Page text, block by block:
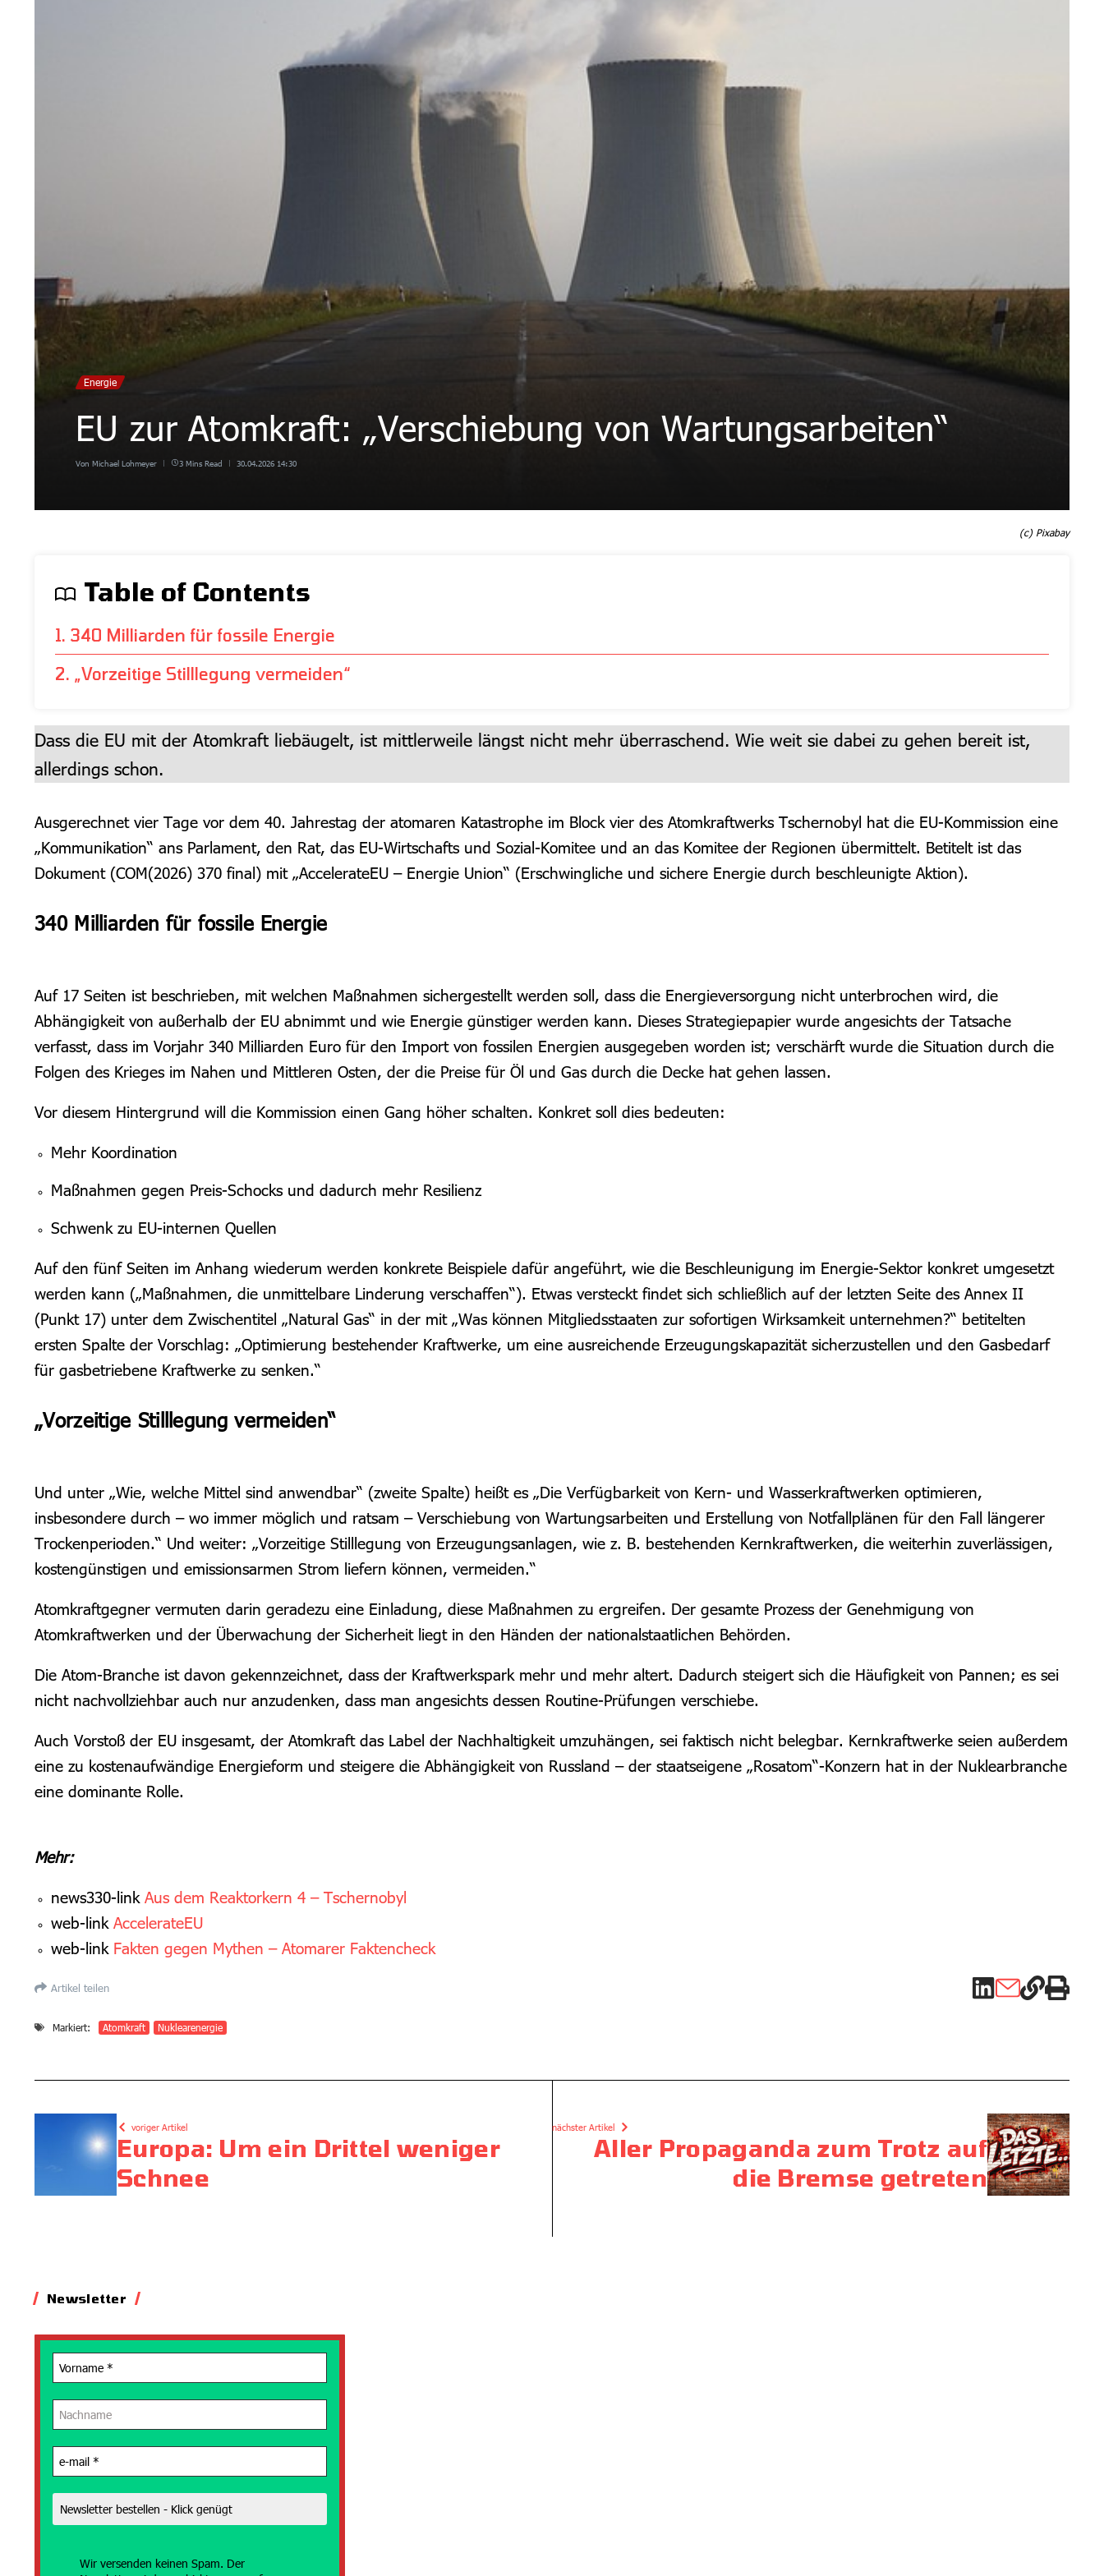
Energie
EU zur Atomkraft: „Verschiebung von Wartungsarbeiten“
Von Michael Lohmeyer 3 Mins Read 30.04.2026 14:30
(c) Pixabay
Table of Contents
1. 340 Milliarden für fossile Energie
2. „Vorzeitige Stilllegung vermeiden“
Dass die EU mit der Atomkraft liebäugelt, ist mittlerweile längst nicht mehr überraschend. Wie weit sie dabei zu gehen bereit ist,
allerdings schon.
Ausgerechnet vier Tage vor dem 40. Jahrestag der atomaren Katastrophe im Block vier des Atomkraftwerks Tschernobyl hat die EU-Kommission eine
„Kommunikation“ ans Parlament, den Rat, das EU-Wirtschafts und Sozial-Komitee und an das Komitee der Regionen übermittelt. Betitelt ist das
Dokument (COM(2026) 370 final) mit „AccelerateEU – Energie Union“ (Erschwingliche und sichere Energie durch beschleunigte Aktion).
340 Milliarden für fossile Energie
Auf 17 Seiten ist beschrieben, mit welchen Maßnahmen sichergestellt werden soll, dass die Energieversorgung nicht unterbrochen wird, die
Abhängigkeit von außerhalb der EU abnimmt und wie Energie günstiger werden kann. Dieses Strategiepapier wurde angesichts der Tatsache
verfasst, dass im Vorjahr 340 Milliarden Euro für den Import von fossilen Energien ausgegeben worden ist; verschärft wurde die Situation durch die
Folgen des Krieges im Nahen und Mittleren Osten, der die Preise für Öl und Gas durch die Decke hat gehen lassen.
Vor diesem Hintergrund will die Kommission einen Gang höher schalten. Konkret soll dies bedeuten:
Mehr Koordination
Maßnahmen gegen Preis-Schocks und dadurch mehr Resilienz
Schwenk zu EU-internen Quellen
Auf den fünf Seiten im Anhang wiederum werden konkrete Beispiele dafür angeführt, wie die Beschleunigung im Energie-Sektor konkret umgesetzt
werden kann („Maßnahmen, die unmittelbare Linderung verschaffen“). Etwas versteckt findet sich schließlich auf der letzten Seite des Annex II
(Punkt 17) unter dem Zwischentitel „Natural Gas“ in der mit „Was können Mitgliedsstaaten zur sofortigen Wirksamkeit unternehmen?“ betitelten
ersten Spalte der Vorschlag: „Optimierung bestehender Kraftwerke, um eine ausreichende Erzeugungskapazität sicherzustellen und den Gasbedarf
für gasbetriebene Kraftwerke zu senken.“
„Vorzeitige Stilllegung vermeiden“
Und unter „Wie, welche Mittel sind anwendbar“ (zweite Spalte) heißt es „Die Verfügbarkeit von Kern- und Wasserkraftwerken optimieren,
insbesondere durch – wo immer möglich und ratsam – Verschiebung von Wartungsarbeiten und Erstellung von Notfallplänen für den Fall längerer
Trockenperioden.“ Und weiter: „Vorzeitige Stilllegung von Erzeugungsanlagen, wie z. B. bestehenden Kernkraftwerken, die weiterhin zuverlässigen,
kostengünstigen und emissionsarmen Strom liefern können, vermeiden.“
Atomkraftgegner vermuten darin geradezu eine Einladung, diese Maßnahmen zu ergreifen. Der gesamte Prozess der Genehmigung von
Atomkraftwerken und der Überwachung der Sicherheit liegt in den Händen der nationalstaatlichen Behörden.
Die Atom-Branche ist davon gekennzeichnet, dass der Kraftwerkspark mehr und mehr altert. Dadurch steigert sich die Häufigkeit von Pannen; es sei
nicht nachvollziehbar auch nur anzudenken, dass man angesichts dessen Routine-Prüfungen verschiebe.
Auch Vorstoß der EU insgesamt, der Atomkraft das Label der Nachhaltigkeit umzuhängen, sei faktisch nicht belegbar. Kernkraftwerke seien außerdem
eine zu kostenaufwändige Energieform und steigere die Abhängigkeit von Russland – der staatseigene „Rosatom“-Konzern hat in der Nuklearbranche
eine dominante Rolle.
Mehr:
news330-link Aus dem Reaktorkern 4 – Tschernobyl
web-link AccelerateEU
web-link Fakten gegen Mythen – Atomarer Faktencheck
Artikel teilen
Markiert: Atomkraft Nuklearenergie
voriger Artikel
Europa: Um ein Drittel weniger
Schnee
nächster Artikel
Aller Propaganda zum Trotz auf
die Bremse getreten
Newsletter
Wir versenden keinen Spam. Der